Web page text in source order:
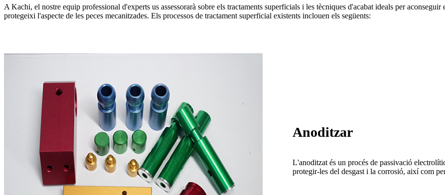
A Kachi, el nostre equip professional d'experts us assessorarà sobre els tractaments superficials i les tècniques d'acabat ideals per
protegeixi l'aspecte de les peces mecanitzades. Els processos de tractament superficial existents inclouen els següents:
Anoditzar
L'anoditzat és un procés de passivació
protegir-les del desgast i la corrosió, així com